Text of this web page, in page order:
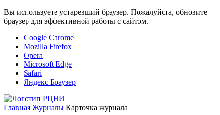
Вы используете устаревший браузер. Пожалуйста, обновите
браузер для эффективной работы с сайтом.
Google Chrome
Mozilla Firefox
Opera
Microsoft Edge
Safari
Яндекс Браузер
Главная Журналы Карточка журнала